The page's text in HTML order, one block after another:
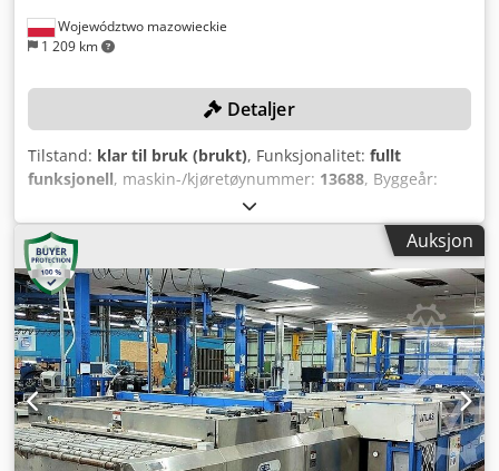
Województwo mazowieckie
1 209 km
Detaljer
Tilstand: klar til bruk (brukt), Funksjonalitet: fullt
funksjonell, maskin-/kjøretøynummer: 13688, Byggeår:
, Fullautomatisert, horisontal
produksjonslinje for IGU og avstandsrammer!
Produksjonskapasitet på 1200 stk per skift! Dwjdsxdibpepfx
Aavsa TEKNISKE DETALJER Produksjonskapasitet: 150 stk/t
MASKINDETALJER Elektriske data Spenning: 480 VAC
Frekvens: 50/60 Hz Faser: 3 Største motorytelse: 2 A
Kortslutningsstrøm: 5 000 A Effekt: 142 kVA Maskinvekt: 4
990 kg UTSTYR GED Intercept
Ultra-/tinnrammebyggemaskin i-3 – CE-versjon Varme-kant
distansramme produksjonssystem Produksjon av Intercept
ULTRA rustfritt stål, ThinPlate eller BlackLine Merk:
Maskinen er tilgjengelig fra 02.12.2025!
Auksjon